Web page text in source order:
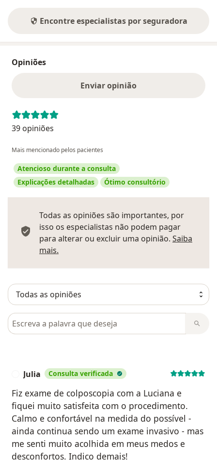
Encontre especialistas por seguradora
Opiniões
Enviar opinião
39 opiniões
Mais mencionado pelos pacientes
Atencioso durante a consulta
Explicações detalhadas
Ótimo consultório
Todas as opiniões são importantes, por
isso os especialistas não podem pagar
para alterar ou excluir uma opinião. Saiba
mais.
Pesquisar em opiniões
Julia Consulta verificada
Fiz exame de colposcopia com a Luciana e
fiquei muito satisfeita com o procedimento.
Calmo e confortável na medida do possível -
ainda continua sendo um exame invasivo - mas
me senti muito acolhida em meus medos e
desconfortos. Indico demais!